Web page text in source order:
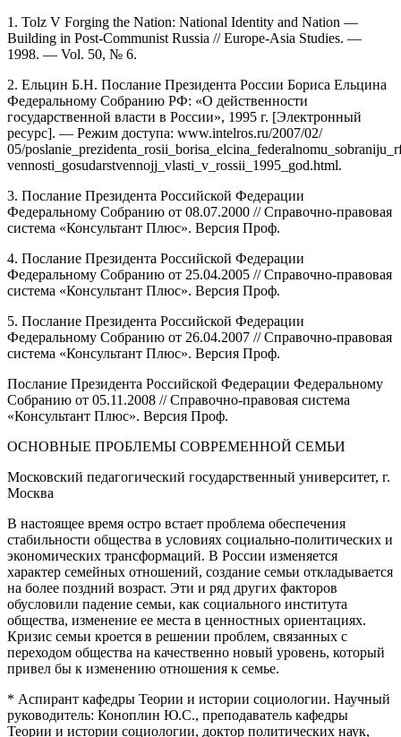
1. Tolz V Forging the Nation: National Identity and Nation —
Building in Post-Communist Russia // Europe-Asia Studies. —
1998. — Vol. 50, № 6.
2. Ельцин Б.Н. Послание Президента России Бориса Ельцина
Федеральному Собранию РФ: «О действенности
государственной власти в России», 1995 г. [Электронный
ресурс]. — Режим доступа: www.intelros.ru/2007/02/
05/
vennosti_gosudarstvennojj_vlasti_v_rossii_1995_god.html.
3. Послание Президента Российской Федерации
Федеральному Собранию от 08.07.2000 // Справочно-правовая
система «Консультант Плюс». Версия Проф.
4. Послание Президента Российской Федерации
Федеральному Собранию от 25.04.2005 // Справочно-правовая
система «Консультант Плюс». Версия Проф.
5. Послание Президента Российской Федерации
Федеральному Собранию от 26.04.2007 // Справочно-правовая
система «Консультант Плюс». Версия Проф.
Послание Президента Российской Федерации Федеральному
Собранию от 05.11.2008 // Справочно-правовая система
«Консультант Плюс». Версия Проф.
ОСНОВНЫЕ ПРОБЛЕМЫ СОВРЕМЕННОЙ СЕМЬИ
Московский педагогический государственный университет, г.
Москва
В настоящее время остро встает проблема обеспечения
стабильности общества в условиях социально-политических и
экономических трансформаций. В России изменяется
характер семейных отношений, создание семьи откладывается
на более поздний возраст. Эти и ряд других факторов
обусловили падение семьи, как социального института
общества, изменение ее места в ценностных ориентациях.
Кризис семьи кроется в решении проблем, связанных с
переходом общества на качественно новый уровень, который
привел бы к изменению отношения к семье.
* Аспирант кафедры Теории и истории социологии. Научный
руководитель: Коноплин Ю.С., преподаватель кафедры
Теории и истории социологии, доктор политических наук,